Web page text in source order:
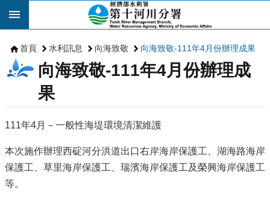
跳到主要內容區塊
首頁 水利訊息 向海致敬 向海致敬-111年4月份辦理成果
向海致敬-111年4月份辦理成
果
111年4月－一般性海堤環境清潔維護
本次施作辦理西碇河分洪道出口右岸海岸保護工、湖海路海岸
保護工、草里海岸保護工、瑞濱海岸保護工及榮興海岸保護工
等。